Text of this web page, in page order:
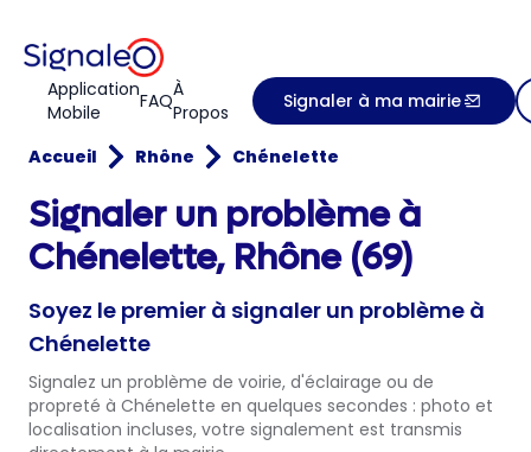
Application
Mobile
FAQÀ
Propos
Signaler à ma mairie
Accueil Rhône Chénelette
Signaler un problème à
Chénelette, Rhône (69)
Soyez le premier à signaler un problème à
Chénelette
Signalez un problème de voirie, d'éclairage ou de
propreté à Chénelette en quelques secondes : photo et
localisation incluses, votre signalement est transmis